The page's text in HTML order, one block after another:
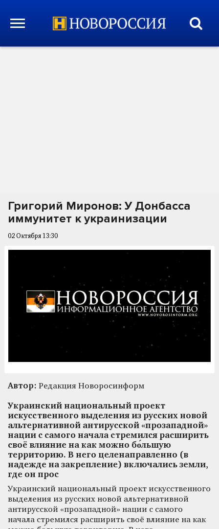
Григорий Миронов: У Донбасса
иммунитет к украинизации
02 Октября 13:30
Автор: Редакция Новоросинформ
Украинский национальный проект
искусственного выделения из русских новой
альтернативной антирусской «прозападной»
нации с самого начала стремился расширить
своё влияние на как можно бо́льшую
территорию. В него целенаправленно (в
надежде на закрепление) включались земли,
где он прос
Украинский национальный проект искусственного
выделения из русских новой альтернативной
антирусской «прозападной» нации с самого
начала стремился расширить своё влияние на как